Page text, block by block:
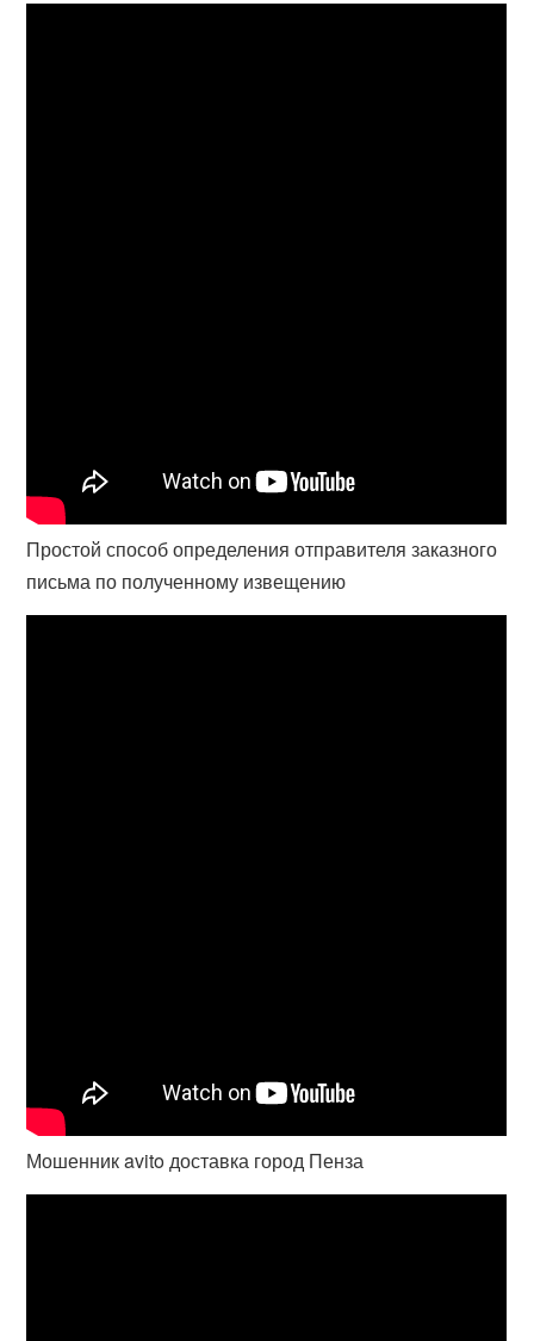
Простой способ определения отправителя заказного
письма по полученному извещению
Мошенник avito доставка город Пенза